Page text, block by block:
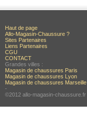
Haut de page
Allo-Magasin-Chaussure ?
Sites Partenaires
Liens Partenaires
CGU
CONTACT
Grandes villes :
Magasin de chaussures Paris
Magasin de chaussures Lyon
Magasin de chaussures Marseille
-
©2012 allo-magasin-chaussure.fr